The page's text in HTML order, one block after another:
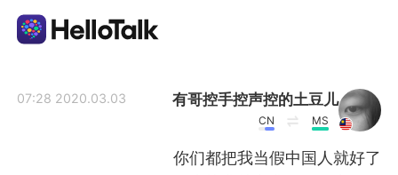
有哥控手控声控的土豆儿
MS
CN
2020.03.03 07:28
你们都把我当假中国人就好了